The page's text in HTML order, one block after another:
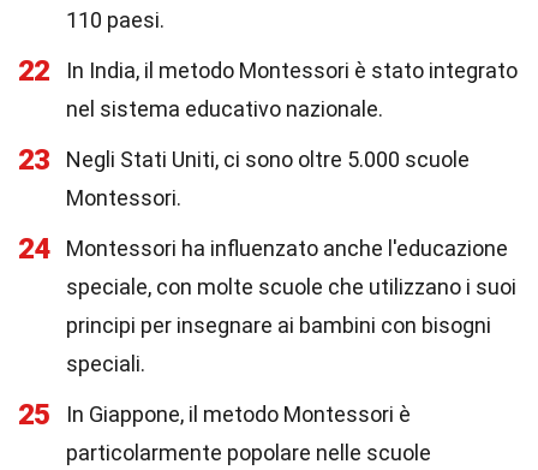
110 paesi.
22
In India, il metodo Montessori è stato integrato
nel sistema educativo nazionale.
23
Negli Stati Uniti, ci sono oltre 5.000 scuole
Montessori.
24
Montessori ha influenzato anche l'educazione
speciale, con molte scuole che utilizzano i suoi
principi per insegnare ai bambini con bisogni
speciali.
25
In Giappone, il metodo Montessori è
particolarmente popolare nelle scuole